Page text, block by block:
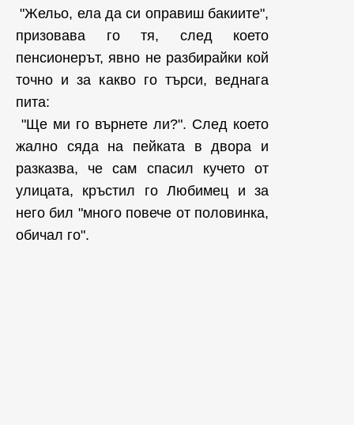
"Жельо, ела да си оправиш бакиите",
призовава го тя, след което
пенсионерът, явно не разбирайки кой
точно и за какво го търси, веднага
пита:
"Ще ми го върнете ли?". След което
жално сяда на пейката в двора и
разказва, че сам спасил кучето от
улицата, кръстил го Любимец и за
него бил "много повече от половинка,
обичал го".